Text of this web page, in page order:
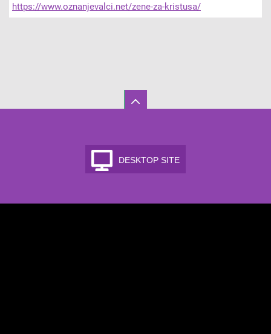
https://www.oznanjevalci.net/zene-za-kristusa/
DESKTOP SITE